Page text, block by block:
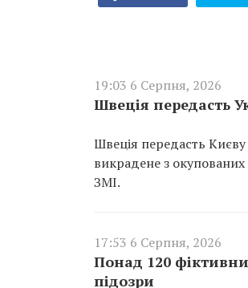
19:03 6 Серпня, 2026
Швеція передасть
Швеція передасть
викрадене з
ЗМІ.
17:53 6 Серпня, 2026
Понад 120
підозри